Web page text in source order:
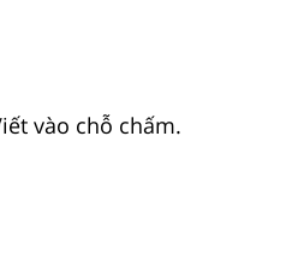
vào chỗ chấm.